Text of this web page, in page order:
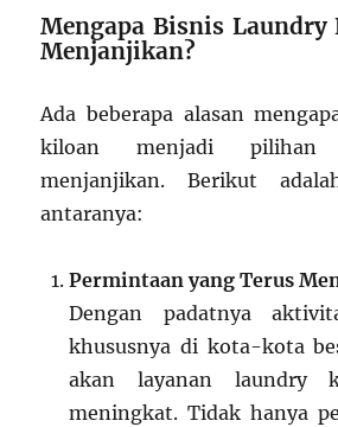
Mengapa Bisnis Laundry
Menjanjikan?
Ada beberapa alasan
kiloan menjadi
menjanjikan. Berikut
antaranya:
Permintaan yang Terus
Dengan padatnya
khususnya di kota-kota
akan layanan laundry
meningkat. Tidak hanya